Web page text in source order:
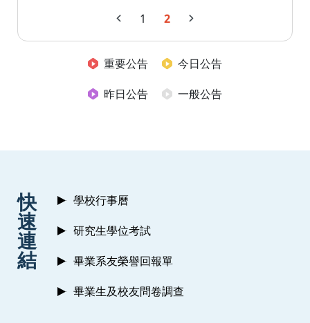
1 2
重要公告
今日公告
昨日公告
一般公告
快
速
連
結
學校行事曆
研究生學位考試
畢業系友榮譽回報單
畢業生及校友問卷調查